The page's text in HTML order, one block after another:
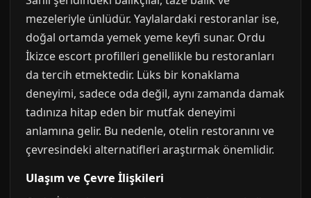
mezeleriyle ünlüdür. Yaylalardaki restoranlar ise,
doğal ortamda yemek yeme keyfi sunar. Ordu
İkizce escort profilleri genellikle bu restoranları
da tercih etmektedir. Lüks bir konaklama
deneyimi, sadece oda değil, aynı zamanda damak
tadınıza hitap eden bir mutfak deneyimi
anlamına gelir. Bu nedenle, otelin restoranını ve
çevresindeki alternatifleri araştırmak önemlidir.
Ulaşım ve Çevre İlişkileri